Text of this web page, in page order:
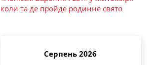
коли та де пройде родинне свято
Серпень 2026